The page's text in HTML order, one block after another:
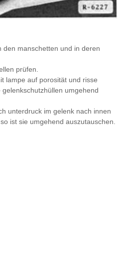
den manschetten und in deren
prüfen.
lampe auf porosität und risse
umgehend
unterdruck im gelenk nach innen
ist sie umgehend auszutauschen.